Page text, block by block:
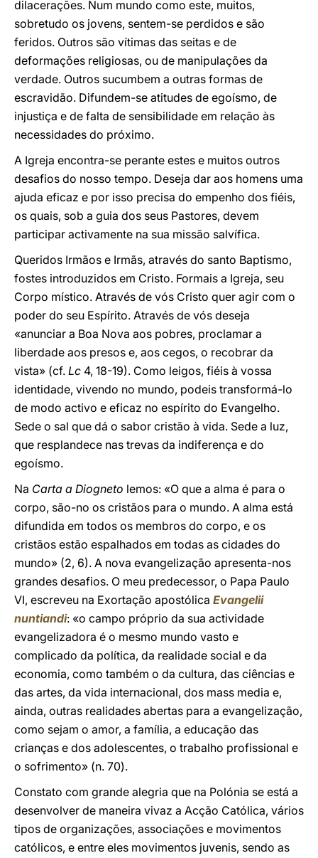
dilacerações. Num mundo como este, muitos,
sobretudo os jovens, sentem-se perdidos e são
feridos. Outros são vítimas das seitas e de
deformações religiosas, ou de manipulações da
verdade. Outros sucumbem a outras formas de
escravidão. Difundem-se atitudes de egoísmo, de
injustiça e de falta de sensibilidade em relação às
necessidades do próximo.
A Igreja encontra-se perante estes e muitos outros
desafios do nosso tempo. Deseja dar aos homens uma
ajuda eficaz e por isso precisa do empenho dos fiéis,
os quais, sob a guia dos seus Pastores, devem
participar activamente na sua missão salvífica.
Queridos Irmãos e Irmãs, através do santo Baptismo,
fostes introduzidos em Cristo. Formais a Igreja, seu
Corpo místico. Através de vós Cristo quer agir com o
poder do seu Espírito. Através de vós deseja
«anunciar a Boa Nova aos pobres, proclamar a
liberdade aos presos e, aos cegos, o recobrar da
vista» (cf. Lc 4, 18-19). Como leigos, fiéis à vossa
identidade, vivendo no mundo, podeis transformá-lo
de modo activo e eficaz no espírito do Evangelho.
Sede o sal que dá o sabor cristão à vida. Sede a luz,
que resplandece nas trevas da indiferença e do
egoísmo.
Na Carta a Diogneto lemos: «O que a alma é para o
corpo, são-no os cristãos para o mundo. A alma está
difundida em todos os membros do corpo, e os
cristãos estão espalhados em todas as cidades do
mundo» (2, 6). A nova evangelização apresenta-nos
grandes desafios. O meu predecessor, o Papa Paulo
VI, escreveu na Exortação apostólica Evangelii
nuntiandi: «o campo próprio da sua actividade
evangelizadora é o mesmo mundo vasto e
complicado da política, da realidade social e da
economia, como também o da cultura, das ciências e
das artes, da vida internacional, dos mass media e,
ainda, outras realidades abertas para a evangelização,
como sejam o amor, a família, a educação das
crianças e dos adolescentes, o trabalho profissional e
o sofrimento» (n. 70).
Constato com grande alegria que na Polónia se está a
desenvolver de maneira vivaz a Acção Católica, vários
tipos de organizações, associações e movimentos
católicos, e entre eles movimentos juvenis, sendo as